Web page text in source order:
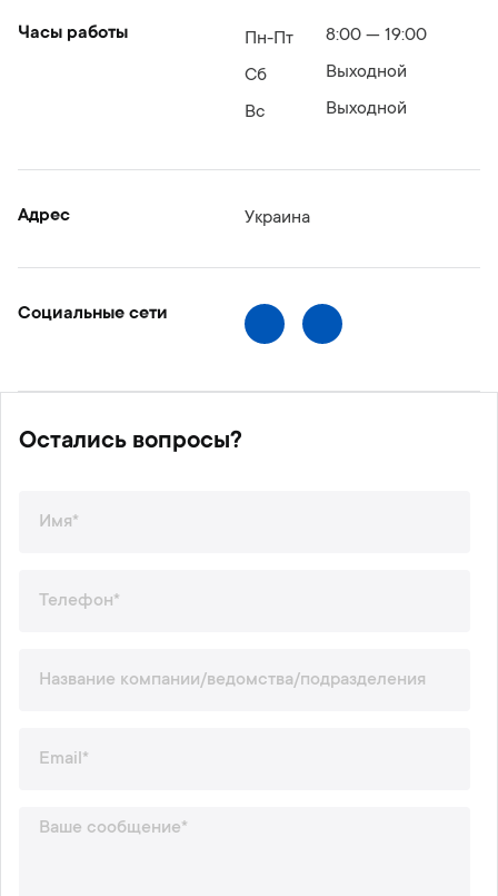
Часы работы Пн-Пт
8:00 — 19:00
Сб
Выходной
Вс
Выходной
Адрес Украина
Социальные сети
Остались вопросы?